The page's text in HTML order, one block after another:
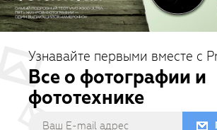
Узнавайте первыми вместе с
Все о фотографии и
фототехнике